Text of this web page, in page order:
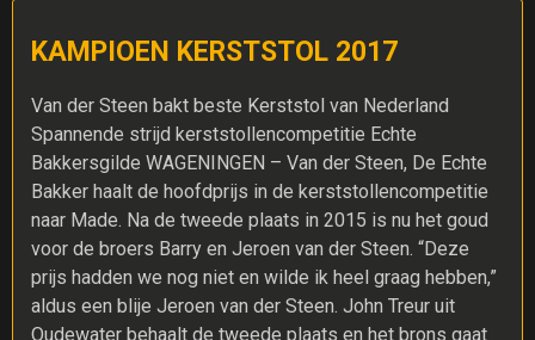
KAMPIOEN KERSTSTOL 2017
Van der Steen bakt beste Kerststol van Nederland
Spannende strijd kerststollencompetitie Echte
Bakkersgilde WAGENINGEN – Van der Steen, De Echte
Bakker haalt de hoofdprijs in de kerststollencompetitie
naar Made. Na de tweede plaats in 2015 is nu het goud
voor de broers Barry en Jeroen van der Steen. “Deze
prijs hadden we nog niet en wilde ik heel graag hebben,”
aldus een blije Jeroen van der Steen. John Treur uit
Oudewater behaalt de tweede plaats en het brons gaat